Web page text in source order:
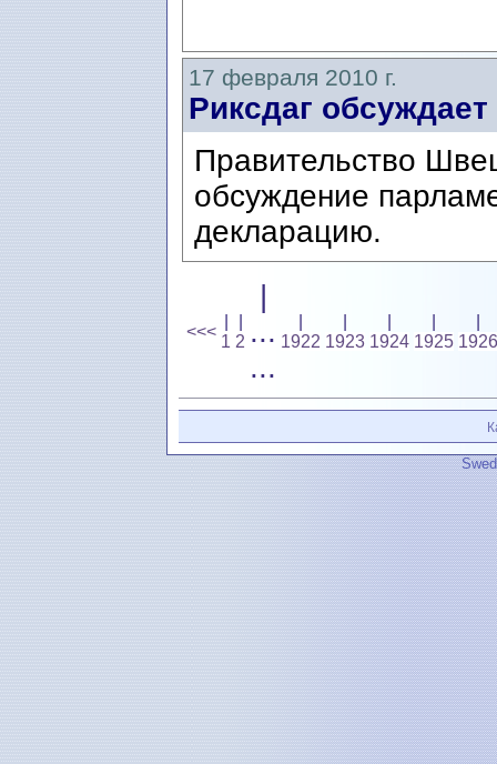
17 февраля 2010 г.
Риксдаг
Правительство
обсуждение
декларацию.
<<<
1 2
|
...
...
1922 1923 1924 1925 1926